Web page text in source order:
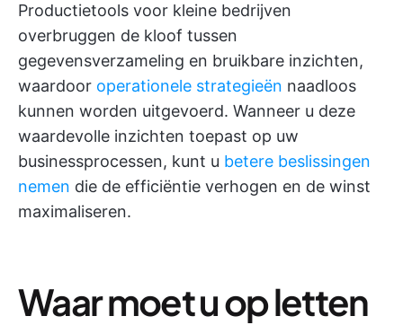
Productietools voor kleine bedrijven
overbruggen de kloof tussen
gegevensverzameling en bruikbare inzichten,
waardoor operationele strategieën naadloos
kunnen worden uitgevoerd. Wanneer u deze
waardevolle inzichten toepast op uw
businessprocessen, kunt u betere beslissingen
nemen die de efficiëntie verhogen en de winst
maximaliseren.
Waar moet u op letten